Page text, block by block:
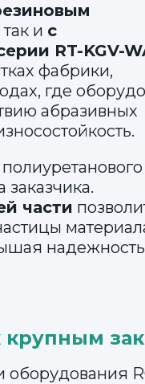
так и с
RT-KGV-
фабрики,
где
абразивных
заказчика.
части
надежность